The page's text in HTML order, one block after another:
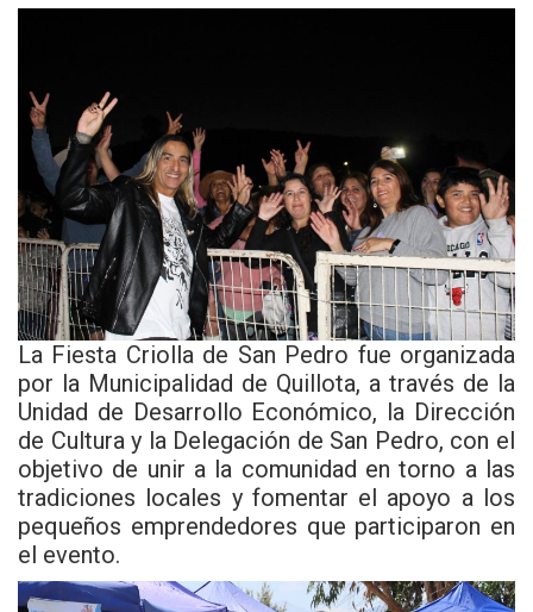
La Fiesta Criolla de San Pedro fue organizada
por la Municipalidad de Quillota, a través de la
Unidad de Desarrollo Económico, la Dirección
de Cultura y la Delegación de San Pedro, con el
objetivo de unir a la comunidad en torno a las
tradiciones locales y fomentar el apoyo a los
pequeños emprendedores que participaron en
el evento.